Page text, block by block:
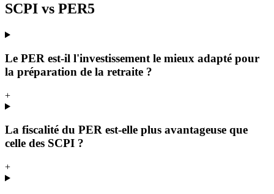
SCPI vs PER5
Le PER est-il l'investissement le mieux adapté pour
la préparation de la retraite ?
+
La fiscalité du PER est-elle plus avantageuse que
celle des SCPI ?
+